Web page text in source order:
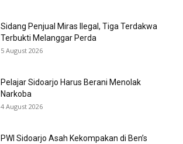
Sidang Penjual Miras Ilegal, Tiga Terdakwa
Terbukti Melanggar Perda
5 August 2026
Pelajar Sidoarjo Harus Berani Menolak
Narkoba
4 August 2026
PWI Sidoarjo Asah Kekompakan di Ben’s